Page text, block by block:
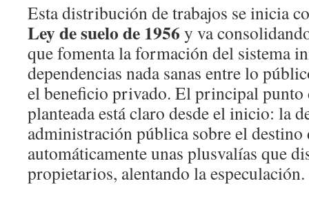
Esta distribución de trabajos se inicia
Ley de suelo de 1956 y va
que fomenta la formación del sistema
dependencias nada sanas entre lo
el beneficio privado. El principal punto
planteada está claro desde el inicio: la
administración pública sobre el destino
automáticamente unas plusvalías que
propietarios, alentando la especulación.